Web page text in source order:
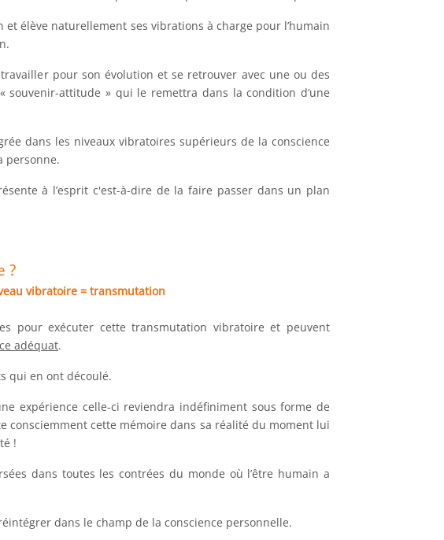
élève naturellement ses vibrations à charge pour l’humain
pour son évolution et se retrouver avec une ou des
attitude » qui le remettra dans la condition d’une
dans les niveaux vibratoires supérieurs de la conscience
personne.
à l’esprit c'est-à-dire de la faire passer dans un plan
?
vibratoire = transmutation
pour exécuter cette transmutation vibratoire et peuvent
adéquat.
qui en ont découlé.
expérience celle-ci reviendra indéfiniment sous forme de
cette mémoire dans sa réalité du moment lui
!
dans toutes les contrées du monde où l’être humain a
dans le champ de la conscience personnelle.